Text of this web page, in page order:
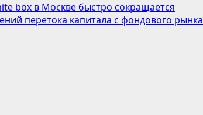
box в Москве быстро сокращается
перетока капитала с фондового рынка